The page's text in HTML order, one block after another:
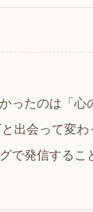
ったのは「心
出会って変わ
で発信するこ